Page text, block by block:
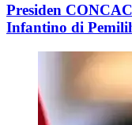
Presiden
Infantino di